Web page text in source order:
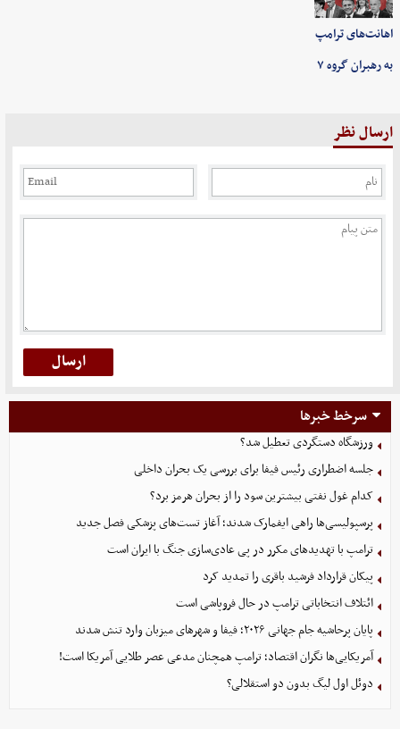
اهانت‌های ترامپ
به رهبران گروه ۷
ارسال نظر
سرخط خبرها
ورزشگاه دستگردی تعطیل شد؟
جلسه اضطراری رئیس فیفا برای بررسی یک بحران داخلی
کدام غول نفتی بیشترین سود را از بحران هرمز برد؟
پرسپولیسی‌ها راهی ایفمارک شدند؛ آغاز تست‌های پزشکی فصل جدید
ترامپ با تهدیدهای مکرر در پی عادی‌سازی جنگ با ایران است
پیکان قرارداد فرشید باقری را تمدید کرد
ائتلاف انتخاباتی ترامپ در حال فروپاشی است
پایان پرحاشیه جام جهانی ۲۰۲۶؛ فیفا و شهرهای میزبان وارد تنش شدند
آمریکایی‌ها نگران اقتصاد؛ ترامپ همچنان مدعی عصر طلایی آمریکا است!
دوئل اول لیگ بدون دو استقلالی؟